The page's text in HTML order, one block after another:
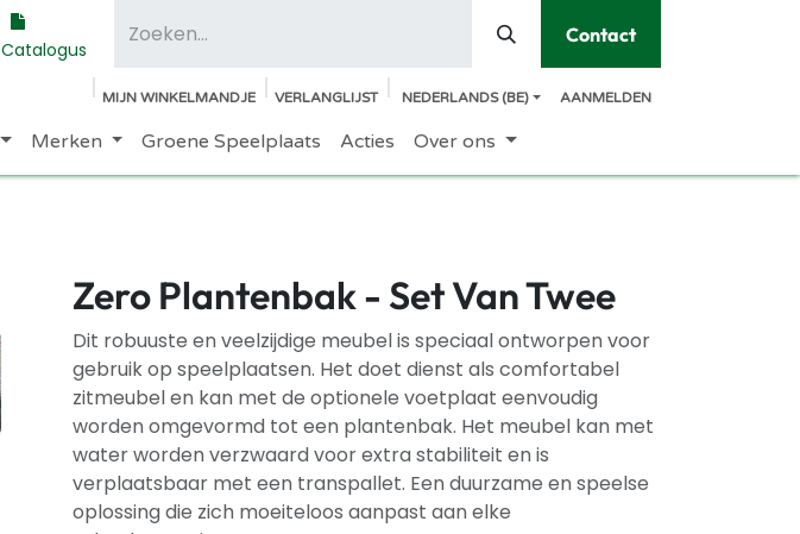
Catalogus
Contact
MIJN WINKELMANDJE VERLANGLIJST NEDERLANDS (BE) AANMELDEN
Merken Groene Speelplaats Acties Over ons
Zero Plantenbak - Set Van Twee
Dit robuuste en veelzijdige meubel is speciaal ontworpen voor
gebruik op speelplaatsen. Het doet dienst als comfortabel
zitmeubel en kan met de optionele voetplaat eenvoudig
worden omgevormd tot een plantenbak. Het meubel kan met
water worden verzwaard voor extra stabiliteit en is
verplaatsbaar met een transpallet. Een duurzame en speelse
oplossing die zich moeiteloos aanpast aan elke